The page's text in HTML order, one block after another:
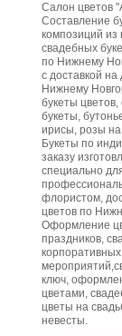
Салон цветов
Составление
композиций из
свадебных
по Нижнему
с доставкой на
Нижнему
букеты
букеты,
ирисы, розы на
Букеты по
заказу
специально
флористом,
цветов по
Оформление
праздников,
корпоративных
ключ,
цветами,
цветы на
невесты.